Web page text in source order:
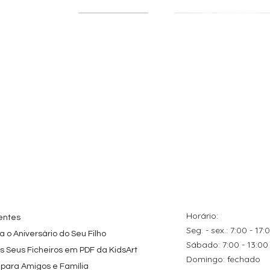
o Aniversário do Seu Filho
Seus Ficheiros em PDF da KidsArt
Amigos e Família
Horário:
Seg. - sex.: 7:00 -
​​Sábado: 7:00 - 13:00
​Domingo: fechado